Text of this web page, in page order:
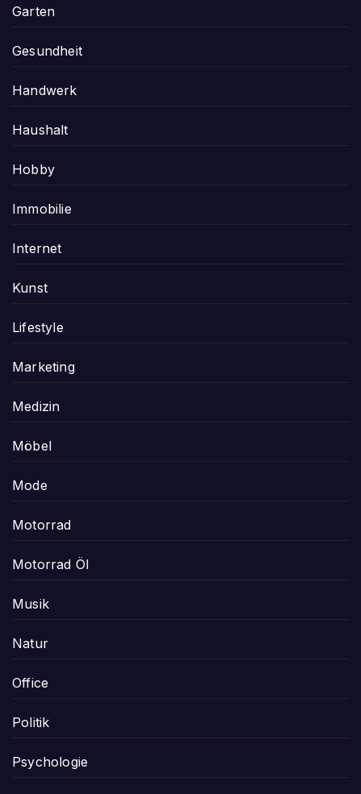
Garten
Gesundheit
Handwerk
Haushalt
Hobby
Immobilie
Internet
Kunst
Lifestyle
Marketing
Medizin
Möbel
Mode
Motorrad
Motorrad Öl
Musik
Natur
Office
Politik
Psychologie